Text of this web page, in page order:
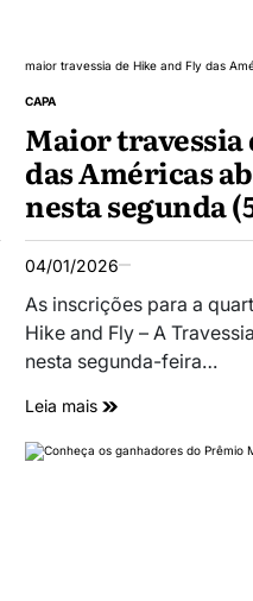
maior travessia de Hike and Fly das
CAPA
Maior travessia
das Américas
nesta segunda
04/01/2026
As inscrições para a
Hike and Fly – A
nesta segunda-feira…
Leia mais